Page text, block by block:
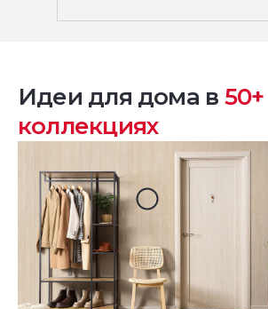
Идеи для дома в 50+
коллекциях